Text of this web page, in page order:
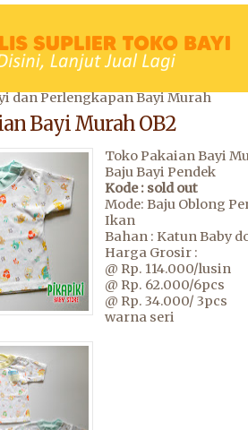
dan Perlengkapan Bayi Murah
Bayi Murah OB2
Toko Pakaian Bayi
Baju Bayi Pendek
Kode : sold out
Mode: Baju Oblong
Ikan
Bahan : Katun Baby
Harga Grosir :
@ Rp. 114.000/lusin
@ Rp. 62.000/6pcs
@ Rp. 34.000/ 3pcs
warna seri